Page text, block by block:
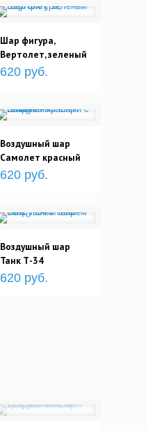
Шар фигура,
Вертолет, зеленый
620 руб.
Воздушный шар
Самолет красный
620 руб.
Воздушный шар
Танк Т-34
620 руб.